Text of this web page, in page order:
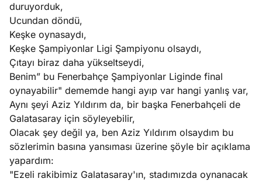
duruyorduk,
Ucundan döndü,
Keşke oynasaydı,
Keşke Şampiyonlar Ligi Şampiyonu olsaydı,
Çıtayı biraz daha yükseltseydi,
Benim” bu Fenerbahçe Şampiyonlar Liginde final
oynayabilir" dememde hangi ayıp var hangi yanlış var,
Aynı şeyi Aziz Yıldırım da, bir başka Fenerbahçeli de
Galatasaray için söyleyebilir,
Olacak şey değil ya, ben Aziz Yıldırım olsaydım bu
sözlerimin basına yansıması üzerine şöyle bir açıklama
yapardım:
"Ezeli rakibimiz Galatasaray'ın, stadımızda oynanacak